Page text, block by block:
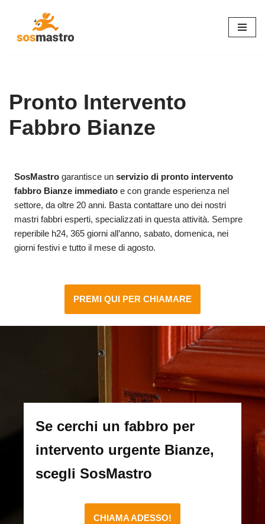
Pronto Intervento
Fabbro Bianze
SosMastro garantisce unservizio di pronto intervento
fabbro Bianze immediato e con grande esperienza nel
settore, da oltre 20 anni. Basta contattare uno dei nostri
mastri fabbri esperti, specializzati in questa attività. Sempre
reperibile h24, 365 giorni all’anno, sabato, domenica, nei
giorni festivi e tutto il mese di agosto.
PREMI QUI PER CHIAMARE
Se cerchi un fabbro per
intervento urgente Bianze,
scegli SosMastro
CHIAMA ADESSO!